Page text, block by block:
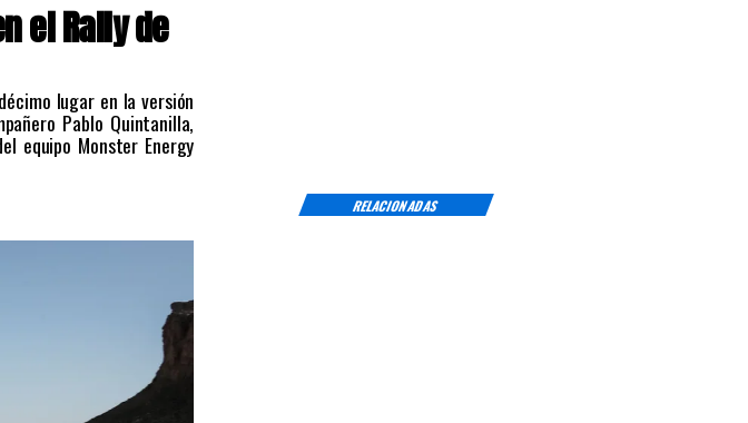
el Rally de
lugar en la versión
Pablo Quintanilla,
equipo Monster Energy
RELACIONADAS